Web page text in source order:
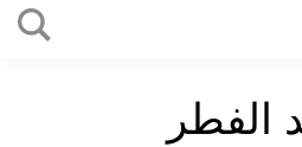
الفطر